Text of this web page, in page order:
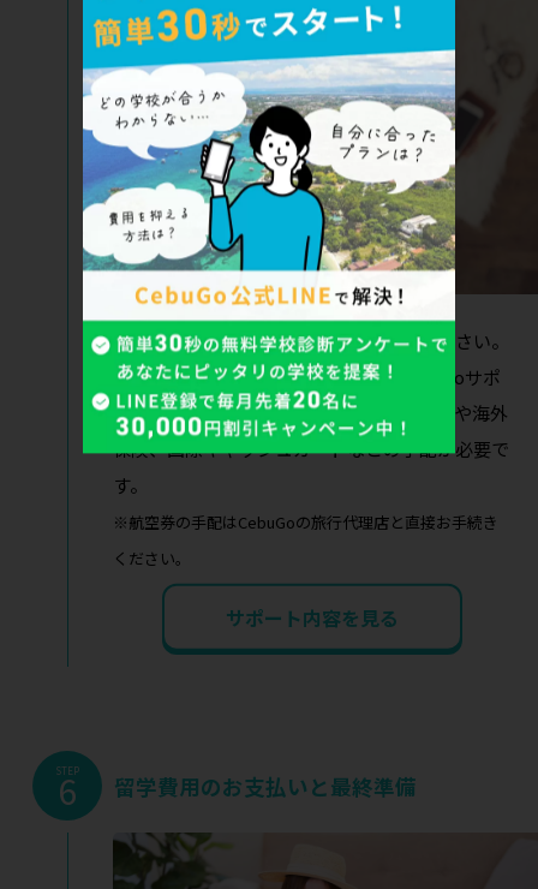
ずはパスポートの有効期限を確認してください。
海外での様々なトラブルに備えて、Cebugoサポ
ートを選ぶことも可能です。また、航空券や海外
保険、国際キャッシュカードなどの手配が必要で
す。
※航空券の手配はCebuGoの旅行代理店と直接お手続き
ください。
サポート内容を見る
STEP
6 留学費用のお支払いと最終準備